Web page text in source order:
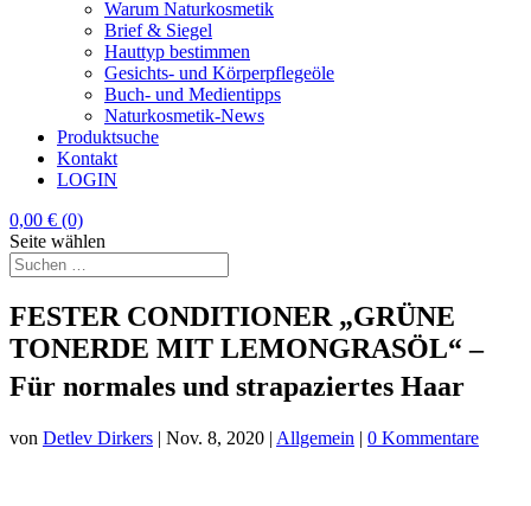
Warum Naturkosmetik
Brief & Siegel
Hauttyp bestimmen
Gesichts- und Körperpflegeöle
Buch- und Medientipps
Naturkosmetik-News
Produktsuche
Kontakt
LOGIN
0,00 € (0)
Seite wählen
FESTER CONDITIONER „GRÜNE
TONERDE MIT LEMONGRASÖL“ –
Für normales und strapaziertes Haar
von Detlev Dirkers | Nov. 8, 2020 | Allgemein | 0 Kommentare